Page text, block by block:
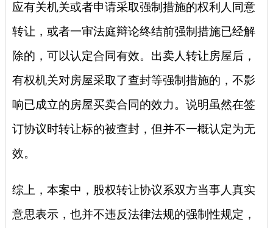
应有关机关或者申请采取强制措施的权利人同意
转让，或者一审法庭辩论终结前强制措施已经解
除的，可以认定合同有效。出卖人转让房屋后，
有权机关对房屋采取了查封等强制措施的，不影
响已成立的房屋买卖合同的效力。说明虽然在签
订协议时转让标的被查封，但并不一概认定为无
效。
综上，本案中，股权转让协议系双方当事人真实
意思表示，也并不违反法律法规的强制性规定，